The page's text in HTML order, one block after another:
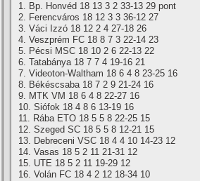
1. Bp. Honvéd 18 13 3 2 33-13 29 pont
2. Ferencváros 18 12 3 3 36-12 27
3. Váci Izzó 18 12 2 4 27-18 26
4. Veszprém FC 18 8 7 3 22-14 23
5. Pécsi MSC 18 10 2 6 22-13 22
6. Tatabánya 18 7 7 4 19-16 21
7. Videoton-Waltham 18 6 4 8 23-25 16
8. Békéscsaba 18 7 2 9 21-24 16
9. MTK VM 18 6 4 8 22-27 16
10. Siófok 18 4 8 6 13-19 16
11. Rába ETO 18 5 5 8 22-25 15
12. Szeged SC 18 5 5 8 12-21 15
13. Debreceni VSC 18 4 4 10 14-23 12
14. Vasas 18 5 2 11 21-31 12
15. UTE 18 5 2 11 19-29 12
16. Volán FC 18 4 2 12 18-34 10